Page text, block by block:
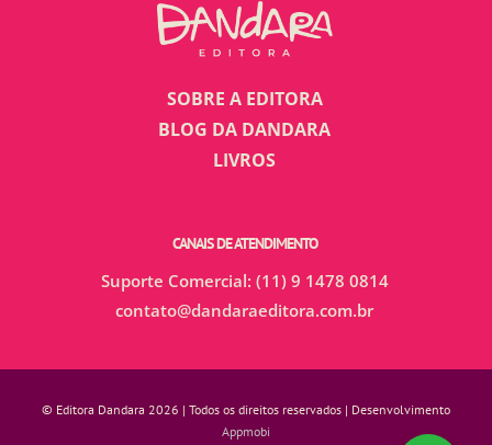
SOBRE A EDITORA
BLOG DA DANDARA
LIVROS
CANAIS DE ATENDIMENTO
Suporte Comercial: (11) 9 1478 0814
contato@dandaraeditora.com.br
© Editora Dandara 2026 | Todos os direitos reservados | Desenvolvimento
Appmobi